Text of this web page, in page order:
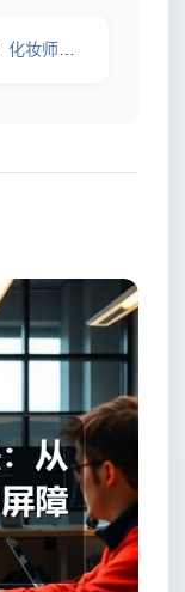
化妆师力荐的平价精华，竟然比大牌效果还好？